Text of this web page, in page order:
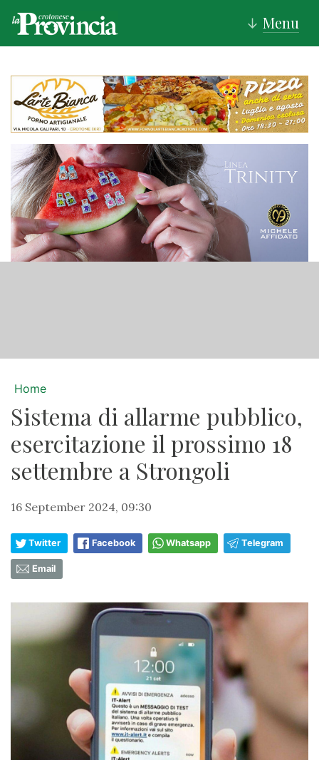
↓ Menu
Home
Sistema di allarme pubblico,
esercitazione il prossimo 18
settembre a Strongoli
16 September 2024, 09:30
Twitter Facebook Whatsapp Telegram
Email